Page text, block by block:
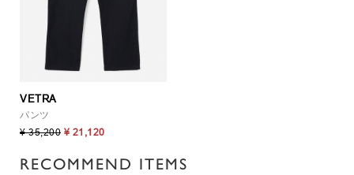
VETRA
パンツ
¥ 35,200 ¥ 21,120
RECOMMEND ITEMS